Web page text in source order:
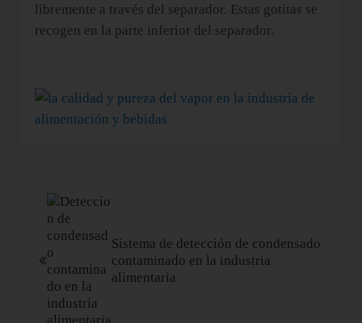
libremente a través del separador. Estas gotitas se
recogen en la parte inferior del separador.
Sistema de detección de condensado
contaminado en la industria
alimentaria